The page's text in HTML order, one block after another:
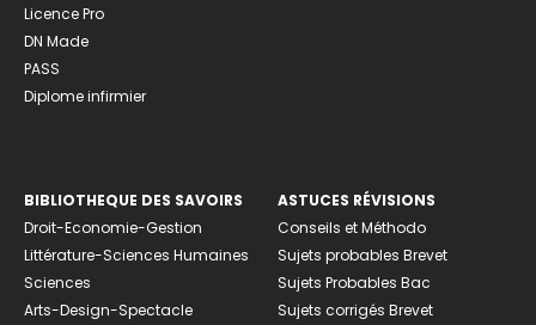
Licence Pro
DN Made
PASS
Diplome infirmier
BIBLIOTHEQUE DES SAVOIRS
Droit-Economie-Gestion
Littérature-Sciences Humaines
Sciences
Arts-Design-Spectacle
ASTUCES RÉVISIONS
Conseils et Méthodo
Sujets probables Brevet
Sujets Probables Bac
Sujets corrigés Brevet